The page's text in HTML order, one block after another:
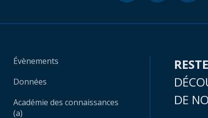
Évènements
Données
Académie des connaissances
(a)
DE